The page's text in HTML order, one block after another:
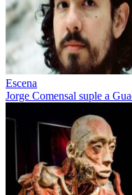
Escena
Jorge Comensal suple a